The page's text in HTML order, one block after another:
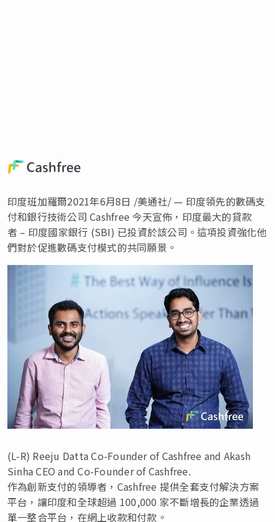
印度班加羅爾2021年6月8日 /美通社/ — 印度領先的數碼支
付和銀行技術公司 Cashfree 今天宣佈，印度最大的貸款
者 – 印度國家銀行 (SBI) 已投資於該公司。這項投資強化他
們對於促進數碼支付模式的共同願景。
(L-R) Reeju Datta Co-Founder of Cashfree and Akash
Sinha CEO and Co-Founder of Cashfree.
作為創新支付的領導者，Cashfree 提供全套支付解決方案
平台，讓印度和全球超過 100,000 家不斷增長的企業透過
單一整合平台，在網上收款和付款。